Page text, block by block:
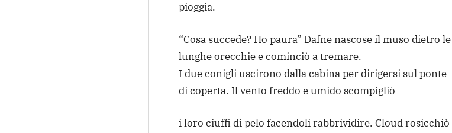
pioggia.
“Cosa succede? Ho paura” Dafne nascose il muso dietro le
lunghe orecchie e cominciò a tremare.
I due conigli uscirono dalla cabina per dirigersi sul ponte
di coperta. Il vento freddo e umido scompigliò
i loro ciuffi di pelo facendoli rabbrividire. Cloud rosicchiò